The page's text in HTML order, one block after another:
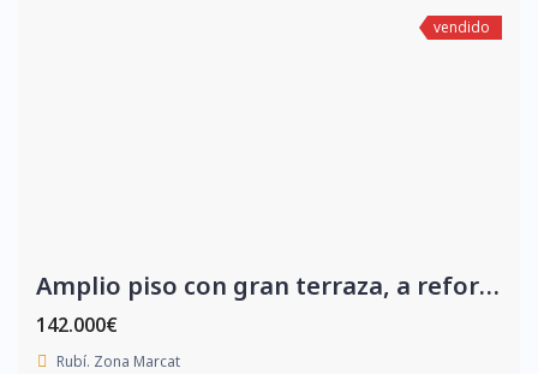
vendido
Amplio piso con gran terraza, a reformar.
142.000€
Rubí. Zona Marcat